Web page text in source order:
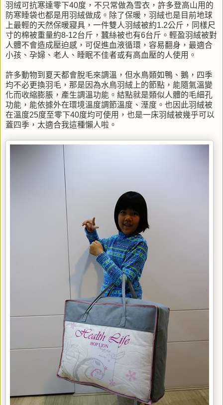
羽绒可抗寒達零下40度，不只常做為雪衣，許多登高山用的
防寒睡袋也都是用羽絨做成。除了保暖，羽絨也是目前地球
上最輕的天然保暖寢具，一件雙人羽絨被約1.2公斤，同樣尺
寸的棉被重量約8-12台斤，蠶絲被也有6台斤。輕盈羽絨被對
人體不會造成壓迫感，可促進血液循環，容易翻身，最適合
小孩、孕婦、老人、睡眠不佳者或有高血壓的人使用。
許多動物到夏天都會脫毛來調溫，但水鳥類如鴨、鵝，四季
均不必更換羽毛，那是因為水鳥羽絨上的節點，能隨氣溫變
化而收縮膨脹，產生調溫功能。結點就是類似人體的毛細孔
功能，能依據外在環境溫度調節溫度、溼度。也因此羽絨被
在溫度25度至零下40度均可使用，也是一床羽絨被幾乎可以
蓋四季，太適合我這種懶人啦。